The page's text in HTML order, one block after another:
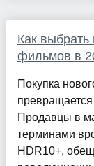
Как
фильмов в
Покупка
Продавцы в
терминами
HDR10+,